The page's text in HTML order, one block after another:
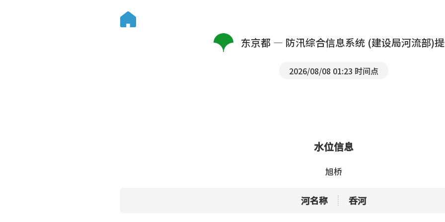
东京都 — 防汛综合信息系统 (建设局河流部)
2026/08/08 01:23 时间点
水位信息
旭桥
河名称 呑河